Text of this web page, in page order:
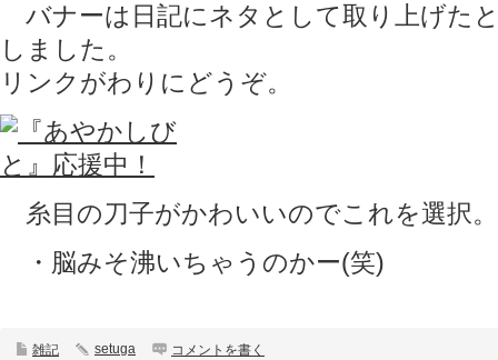
バナーは日記にネタとして取り上げた
しました。
リンクがわりにどうぞ。
糸目の刀子がかわいいのでこれを選択。
・脳みそ沸いちゃうのかー(笑)
雑記 setuga コメントを書く